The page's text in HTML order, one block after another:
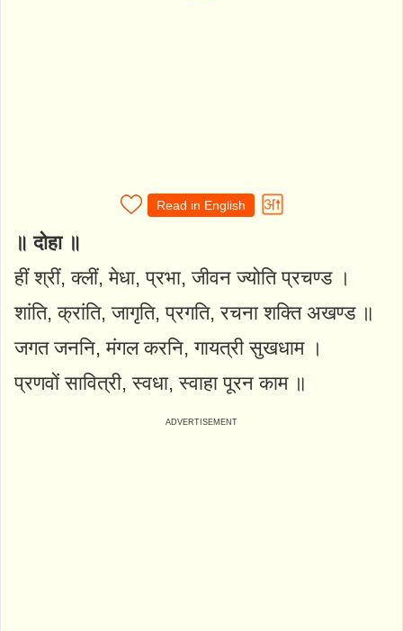
Read in English
॥ दोहा ॥
हीं श्रीं, क्लीं, मेधा, प्रभा, जीवन ज्योति प्रचण्ड ।
शांति, क्रांति, जागृति, प्रगति, रचना शक्ति अखण्ड ॥
जगत जननि, मंगल करनि, गायत्री सुखधाम ।
प्रणवों सावित्री, स्वधा, स्वाहा पूरन काम ॥